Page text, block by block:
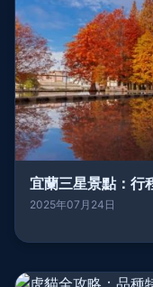
宜蘭三星景點：行
2025年07月24日